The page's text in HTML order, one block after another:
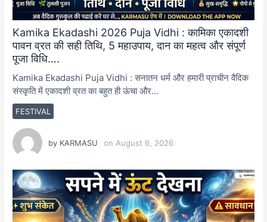
Kamika Ekadashi 2026 Puja Vidhi : कामिका एकादशी
पावन व्रत की सही तिथि, 5 महाउपाय, दान का महत्व और संपूर्ण
पूजा विधि….
FESTIVAL
Kamika Ekadashi Puja Vidhi : सनातन धर्म और हमारी प्राचीन वैदिक
संस्कृति में एकादशी व्रत का बहुत ही ऊंचा और…
by KARMASU on August 6, 2026